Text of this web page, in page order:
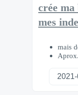
crée ma
mes
mais